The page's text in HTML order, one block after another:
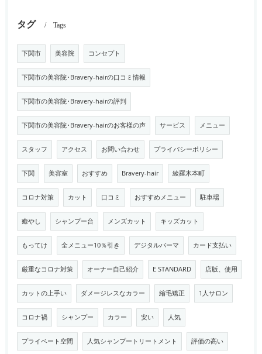
タグ Tags
下関市 美容院 コンセプト
下関市の美容院･Bravery-hairの口コミ情報
下関市の美容院･Bravery-hairの評判
下関市の美容院･Bravery-hairのお客様の声 サービス メニュー
スタッフ アクセス お問い合わせ プライバシーポリシー
下関 美容室 おすすめ Bravery-hair 綾羅木本町
コロナ対策 カット 口コミ おすすめメニュー 駐車場
癒やし シャンプー台 メンズカット キッズカット
もってけ 全メニュー10％引き デジタルパーマ カード支払い
厳重なコロナ対策 オーナー自己紹介 E STANDARD 店版、使用
カットの上手い ダメージレスなカラー 縮毛矯正 1人サロン
コロナ禍 シャンプー カラー 安い 人気
プライベート空間 人気シャンプートリートメント 評価の高い